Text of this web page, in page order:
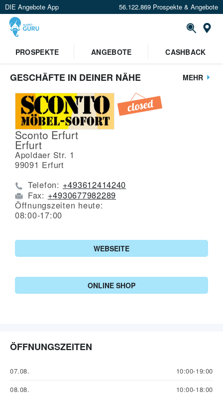
DIE Angebote App 56.122.869 Prospekte & Angebote
PROSPEKTE
ANGEBOTE CASHBACK
GESCHÄFTE IN DEINER NÄHE MEHR
Sconto Erfurt
Erfurt
Apoldaer Str. 1
99091 Erfurt
Telefon: +493612414240
Fax: +4930677982289
Öffnungszeiten heute:
08:00-17:00
WEBSEITE
ONLINE SHOP
ÖFFNUNGSZEITEN
07.08.
10:00-19:00
08.08.
10:00-18:00